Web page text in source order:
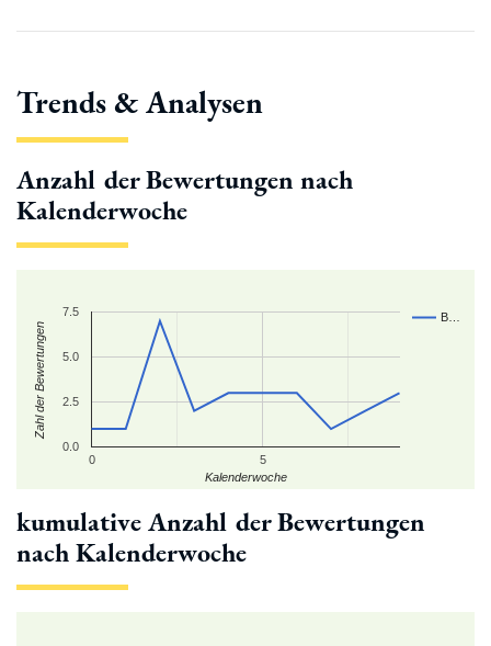
Trends & Analysen
Anzahl der Bewertungen nach
Kalenderwoche
B…
0 5
0.0
2.5
5.0
7.5
Kalenderwoche
Zahl der Bewertungen
kumulative Anzahl der Bewertungen
nach Kalenderwoche